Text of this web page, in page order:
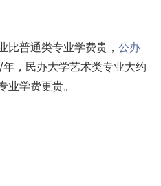
比普通类专业学费贵， 公办
，民办大学艺术类专业大约
学费更贵。